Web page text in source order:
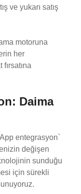
ve yukarı satış
motoruna
her
Daima
entegrasyon`
değişen
sunduğu
için sürekli